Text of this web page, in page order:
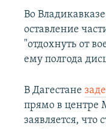
Во
оставление
"отдохнуть от
ему полгода
В Дагестане
прямо в центре
заявляется,